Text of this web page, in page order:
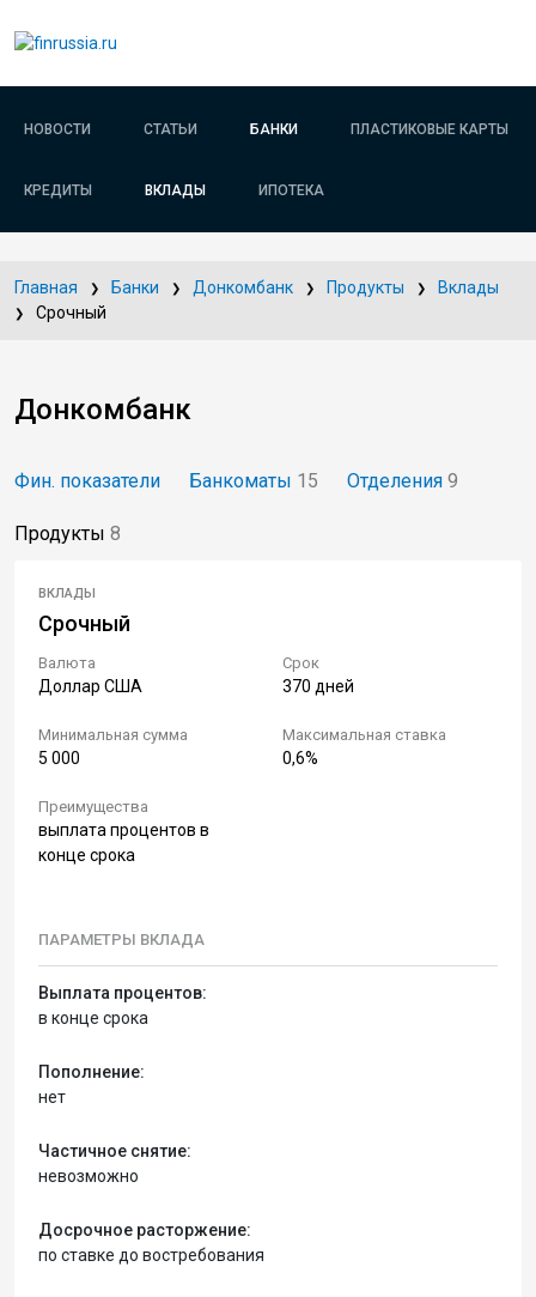
НОВОСТИ СТАТЬИ БАНКИ ПЛАСТИКОВЫЕ КАРТЫ
КРЕДИТЫ ВКЛАДЫ ИПОТЕКА
Главная Банки Донкомбанк Продукты
Вклады
Срочный
Донкомбанк
Фин. показатели Банкоматы 15 Отделения 9
Продукты 8
ВКЛАДЫ
Срочный
Валюта
Доллар США
Срок
370 дней
Минимальная сумма
5 000
Максимальная ставка
0,6%
Преимущества
выплата процентов в
конце срока
ПАРАМЕТРЫ ВКЛАДА
Выплата процентов:
в конце срока
Пополнение:
нет
Частичное снятие:
невозможно
Досрочное расторжение:
по ставке до востребования